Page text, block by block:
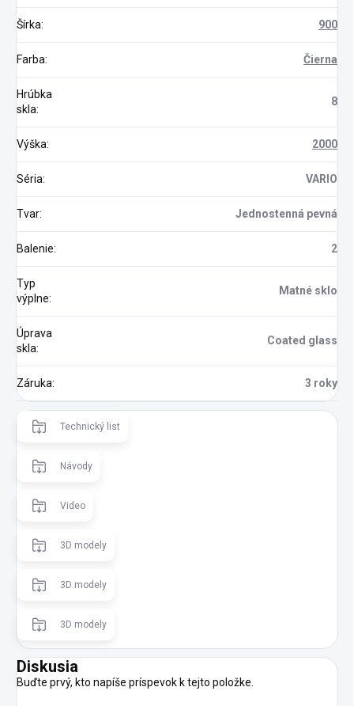
Šírka: 900
Farba: Čierna
Hrúbka
skla:
8
Výška: 2000
Séria: VARIO
Tvar: Jednostenná pevná
Balenie: 2
Typ
výplne:
Matné sklo
Úprava
skla:
Coated glass
Záruka: 3 roky
Technický list
Návody
Video
3D modely
3D modely
3D modely
Diskusia
Buďte prvý, kto napíše príspevok k tejto položke.